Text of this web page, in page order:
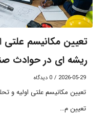
تعیین مکانیسم علتی
ریشه ای در حوادث
2026-05-29
/ 0 دیدگاه
تعیین مکانیسم علتی اولیه و
تعیین م…